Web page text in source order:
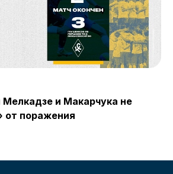
и Макарчука не
от поражения